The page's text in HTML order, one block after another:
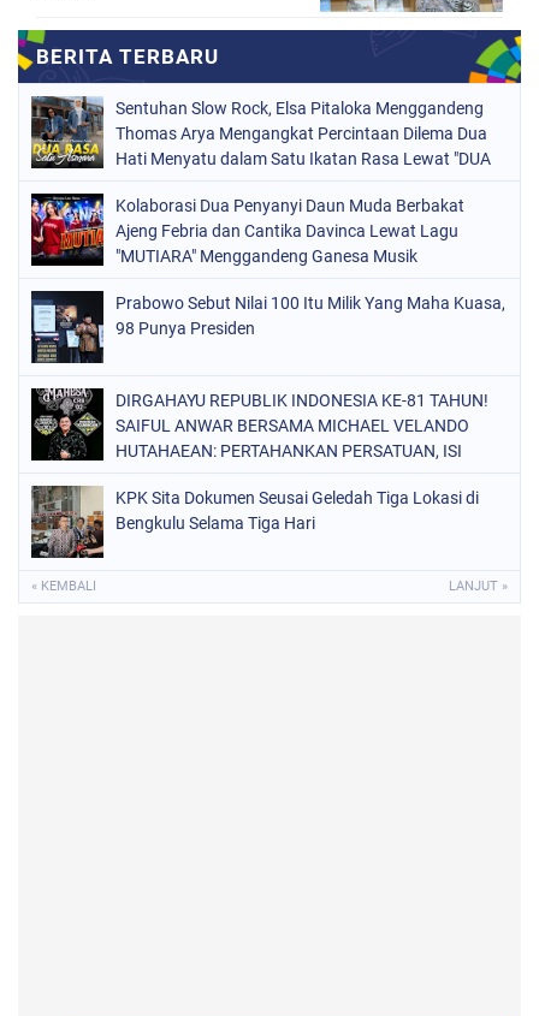
Sentuhan Slow Rock, Elsa Pitaloka Menggandeng
Thomas Arya Mengangkat Percintaan Dilema Dua
Hati Menyatu dalam Satu Ikatan Rasa Lewat "DUA
Kolaborasi Dua Penyanyi Daun Muda Berbakat
Ajeng Febria dan Cantika Davinca Lewat Lagu
"MUTIARA" Menggandeng Ganesa Musik
Prabowo Sebut Nilai 100 Itu Milik Yang Maha Kuasa,
98 Punya Presiden
DIRGAHAYU REPUBLIK INDONESIA KE-81 TAHUN!
SAIFUL ANWAR BERSAMA MICHAEL VELANDO
HUTAHAEAN: PERTAHANKAN PERSATUAN, ISI
PENGABDIAN TULUS DEMI KEJAYAAN BANGSA!
KPK Sita Dokumen Seusai Geledah Tiga Lokasi di
Bengkulu Selama Tiga Hari
« KEMBALI LANJUT »